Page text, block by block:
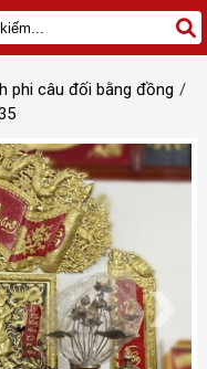
phi câu đối bằng đồng